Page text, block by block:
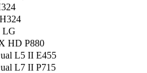
LG
HD P880
L5 II E455
L7 II P715